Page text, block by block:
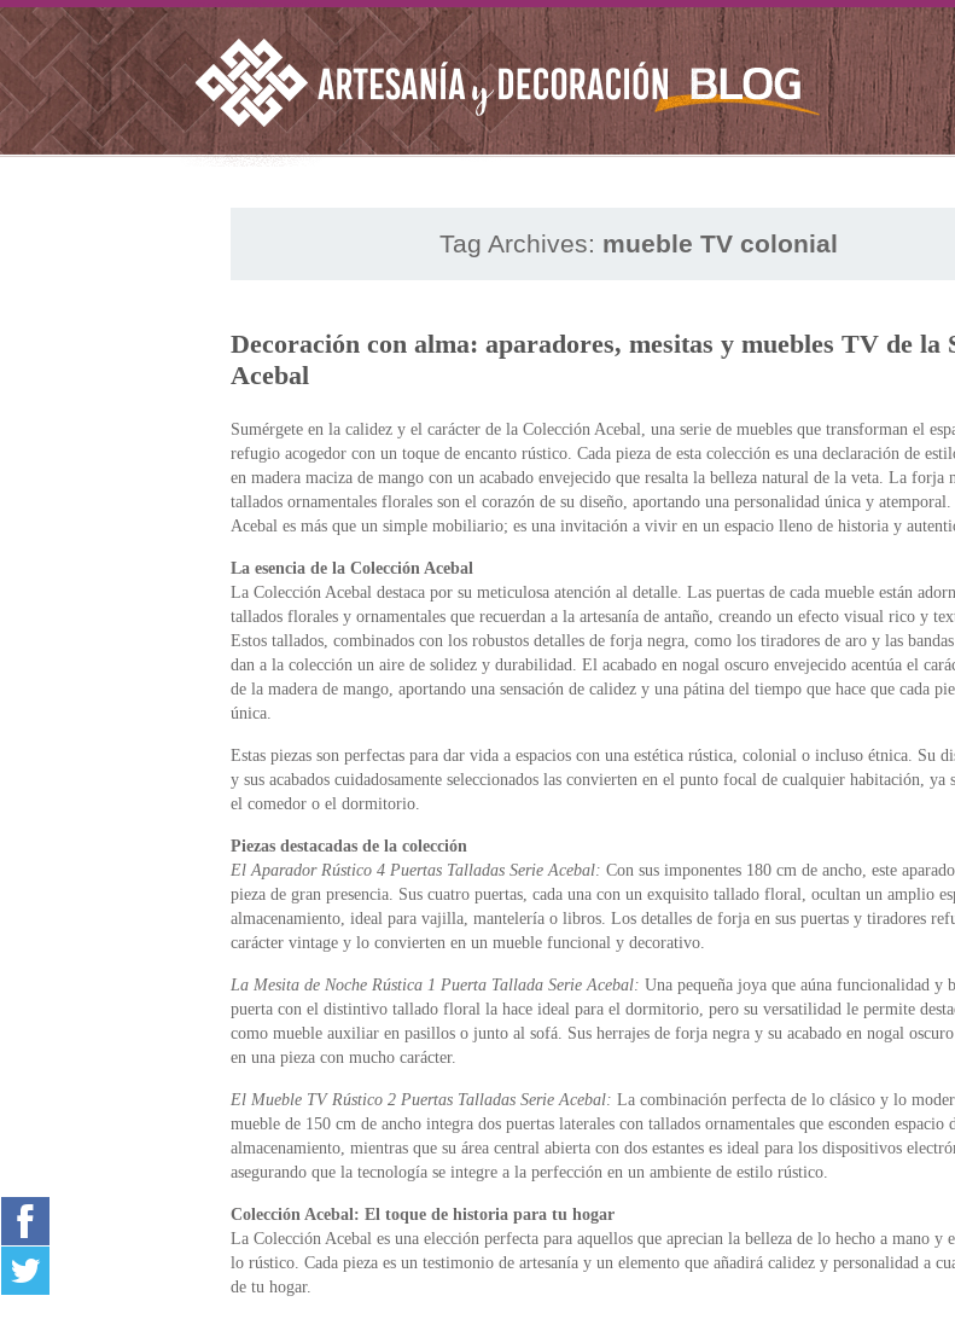
Tag Archives: mueble TV colonial
Decoración con alma: aparadores, mesitas y muebles TV de la
Acebal
Sumérgete en la calidez y el carácter de la Colección Acebal, una serie de muebles que transforman el
refugio acogedor con un toque de encanto rústico. Cada pieza de esta colección es una declaración de
en madera maciza de mango con un acabado envejecido que resalta la belleza natural de la veta. La forja
tallados ornamentales florales son el corazón de su diseño, aportando una personalidad única y
Acebal es más que un simple mobiliario; es una invitación a vivir en un espacio lleno de historia y
La esencia de la Colección Acebal
La Colección Acebal destaca por su meticulosa atención al detalle. Las puertas de cada mueble están
tallados florales y ornamentales que recuerdan a la artesanía de antaño, creando un efecto visual rico y
Estos tallados, combinados con los robustos detalles de forja negra, como los tiradores de aro y las
dan a la colección un aire de solidez y durabilidad. El acabado en nogal oscuro envejecido acentúa el
de la madera de mango, aportando una sensación de calidez y una pátina del tiempo que hace que cada
única.
Estas piezas son perfectas para dar vida a espacios con una estética rústica, colonial o incluso étnica. Su
y sus acabados cuidadosamente seleccionados las convierten en el punto focal de cualquier habitación, ya
el comedor o el dormitorio.
Piezas destacadas de la colección
El Aparador Rústico 4 Puertas Talladas Serie Acebal: Con sus imponentes 180 cm de ancho, este
pieza de gran presencia. Sus cuatro puertas, cada una con un exquisito tallado floral, ocultan un amplio
almacenamiento, ideal para vajilla, mantelería o libros. Los detalles de forja en sus puertas y tiradores
carácter vintage y lo convierten en un mueble funcional y decorativo.
La Mesita de Noche Rústica 1 Puerta Tallada Serie Acebal: Una pequeña joya que aúna funcionalidad y
puerta con el distintivo tallado floral la hace ideal para el dormitorio, pero su versatilidad le permite
como mueble auxiliar en pasillos o junto al sofá. Sus herrajes de forja negra y su acabado en nogal
en una pieza con mucho carácter.
El Mueble TV Rústico 2 Puertas Talladas Serie Acebal: La combinación perfecta de lo clásico y lo
mueble de 150 cm de ancho integra dos puertas laterales con tallados ornamentales que esconden espacio
almacenamiento, mientras que su área central abierta con dos estantes es ideal para los dispositivos
asegurando que la tecnología se integre a la perfección en un ambiente de estilo rústico.
Colección Acebal: El toque de historia para tu hogar
La Colección Acebal es una elección perfecta para aquellos que aprecian la belleza de lo hecho a mano y
lo rústico. Cada pieza es un testimonio de artesanía y un elemento que añadirá calidez y personalidad a
de tu hogar.